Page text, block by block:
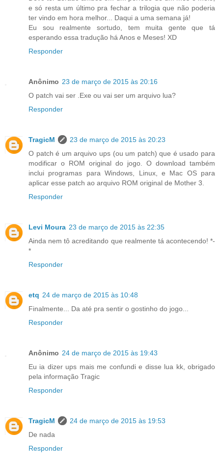
e só resta um último pra fechar a trilogia que não poderia
ter vindo em hora melhor... Daqui a uma semana já!
Eu sou realmente sortudo, tem muita gente que tá
esperando essa tradução há Anos e Meses! XD
Responder
Anônimo 23 de março de 2015 às 20:16
O patch vai ser .Exe ou vai ser um arquivo lua?
Responder
TragicM
23 de março de 2015 às 20:23
O patch é um arquivo ups (ou um patch) que é usado para
modificar o ROM original do jogo. O download também
inclui programas para Windows, Linux, e Mac OS para
aplicar esse patch ao arquivo ROM original de Mother 3.
Responder
Levi Moura 23 de março de 2015 às 22:35
Ainda nem tô acreditando que realmente tá acontecendo! *-
*
Responder
etq 24 de março de 2015 às 10:48
Finalmente... Da até pra sentir o gostinho do jogo...
Responder
Anônimo 24 de março de 2015 às 19:43
Eu ia dizer ups mais me confundi e disse lua kk, obrigado
pela informação Tragic
Responder
TragicM
24 de março de 2015 às 19:53
De nada
Responder